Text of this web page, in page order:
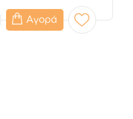
Αγορά